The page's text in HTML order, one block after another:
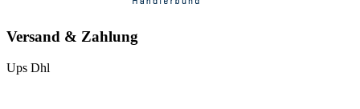
Versand & Zahlung
Ups Dhl